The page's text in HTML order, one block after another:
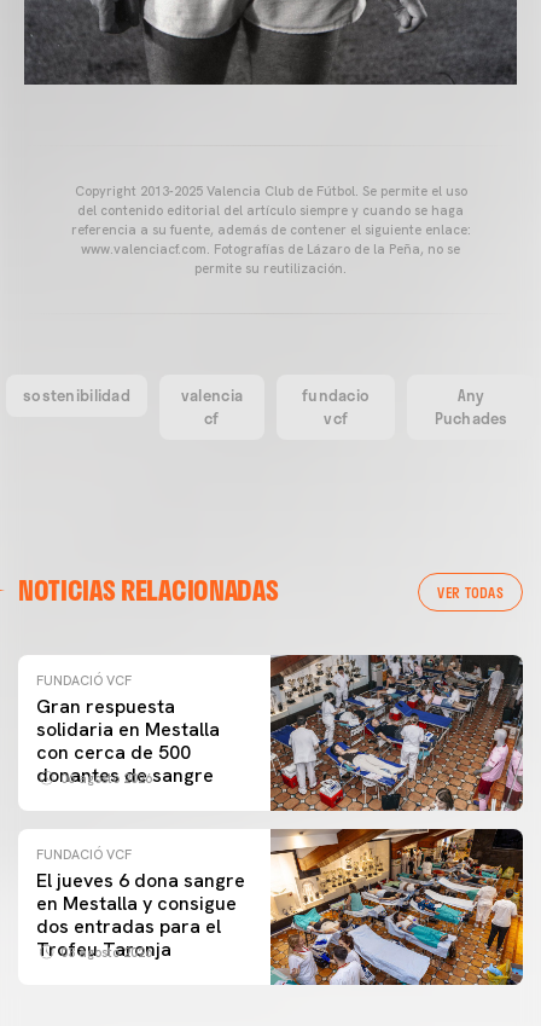
Copyright 2013-2025 Valencia Club de Fútbol. Se permite el uso
del contenido editorial del artículo siempre y cuando se haga
referencia a su fuente, además de contener el siguiente enlace:
www.valenciacf.com. Fotografías de Lázaro de la Peña, no se
permite su reutilización.
sostenibilidad
valencia
cf
fundacio
vcf
Any
Puchades
NOTICIAS RELACIONADAS VER TODAS
FUNDACIÓ VCF
Gran respuesta
solidaria en Mestalla
con cerca de 500
donantes de sangre
06 agosto 2026
FUNDACIÓ VCF
El jueves 6 dona sangre
en Mestalla y consigue
dos entradas para el
Trofeu Taronja
03 agosto 2026